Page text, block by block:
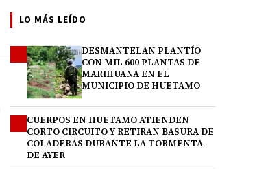
LO MÁS LEÍDO
DESMANTELAN PLANTÍO
CON MIL 600 PLANTAS DE
MARIHUANA EN EL
MUNICIPIO DE HUETAMO
CUERPOS EN HUETAMO ATIENDEN
CORTO CIRCUITO Y RETIRAN BASURA DE
COLADERAS DURANTE LA TORMENTA
DE AYER